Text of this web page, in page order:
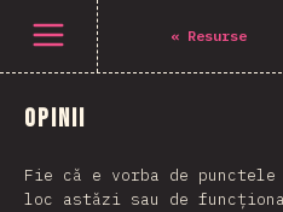
Deschide meniu « Resurse
Opinii
Fie că e vorba de
loc astăzi sau de